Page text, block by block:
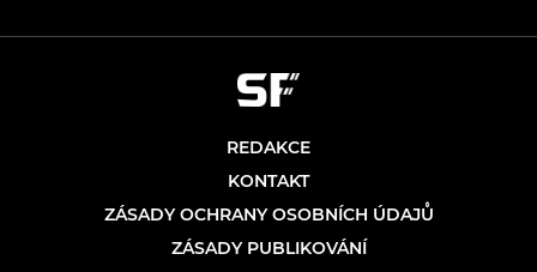
REDAKCE
KONTAKT
ZÁSADY OCHRANY OSOBNÍCH ÚDAJŮ
ZÁSADY PUBLIKOVÁNÍ